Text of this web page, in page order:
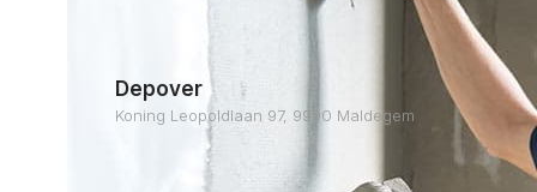
Depover
Koning Leopoldlaan 97, 9990 Maldegem